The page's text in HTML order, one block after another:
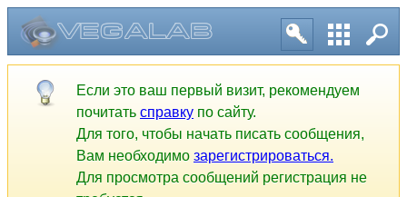
Если это ваш первый визит, рекомендуем
почитатьсправкупо сайту.
Для того, чтобы начать писать сообщения,
Вам необходимозарегистрироваться.